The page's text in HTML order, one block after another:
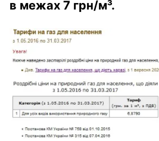
в межах 7 грн/м³.